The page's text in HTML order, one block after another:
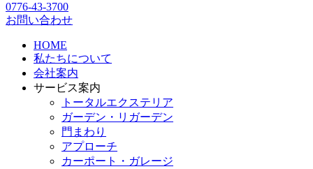
0776-43-3700
お問い合わせ
HOME
私たちについて
会社案内
サービス案内
トータルエクステリア
ガーデン・リガーデン
門まわり
アプローチ
カーポート・ガレージ